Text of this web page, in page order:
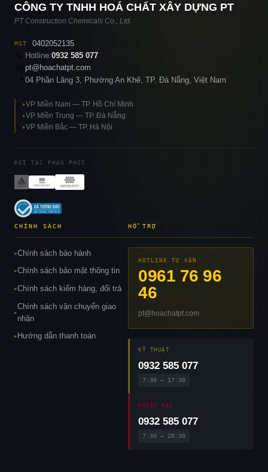
CÔNG TY TNHH HOÁ CHẤT XÂY DỰNG PT
PT Construction Chemicals Co., Ltd.
MST
0402052135
📞 Hotline:0932 585 077
pt@hoachatpt.com
04 Phần Lăng 3, Phường An Khê, TP. Đà Nẵng, Việt Nam
▸VP Miền Nam — TP. Hồ Chí Minh
▸VP Miền Trung — TP. Đà Nẵng
▸VP Miền Bắc — TP. Hà Nội
ĐỐI TÁC PHÂN PHỐI
CHÍNH SÁCH
▸Chính sách bảo hành
▸Chính sách bảo mật thông tin
▸Chính sách kiểm hàng, đổi trả
▸
Chính sách vận chuyển giao
nhận
▸ Hướng dẫn thanh toán
HỖ TRỢ
HOTLINE TƯ VẤN
0961 76 96
46
pt@hoachatpt.com
KỸ THUẬT
0932 585 077
7:30 – 17:30
KHIẾU NẠI
0932 585 077
7:30 – 20:30